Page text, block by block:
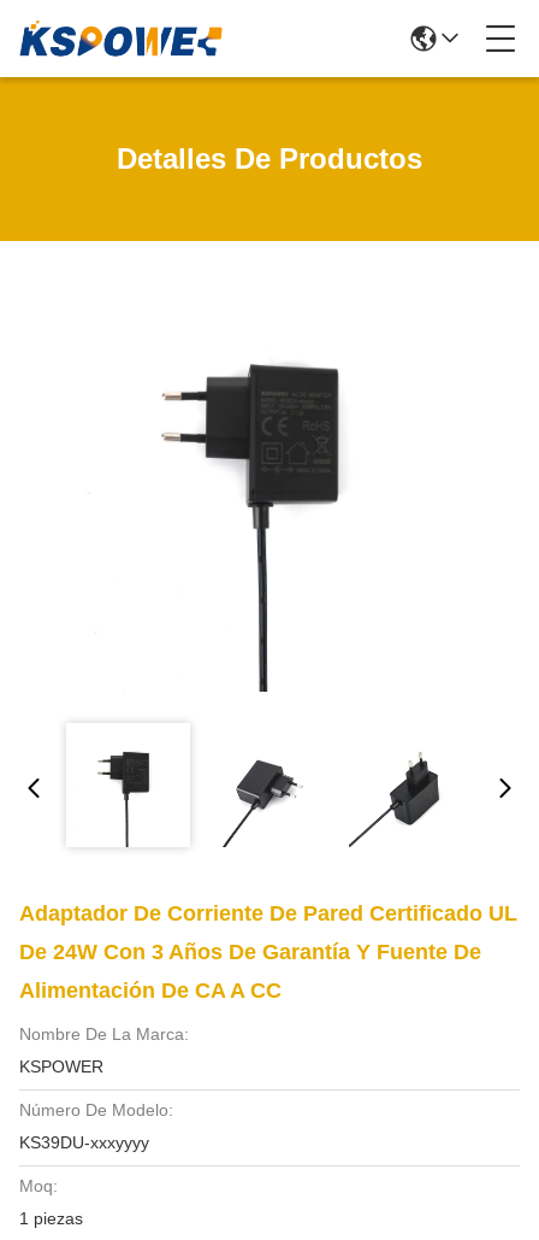
Detalles De Productos
Adaptador De Corriente De Pared Certificado UL
De 24W Con 3 Años De Garantía Y Fuente De
Alimentación De CA A CC
Nombre De La Marca:
KSPOWER
Número De Modelo:
KS39DU-xxxyyyy
Moq:
1 piezas